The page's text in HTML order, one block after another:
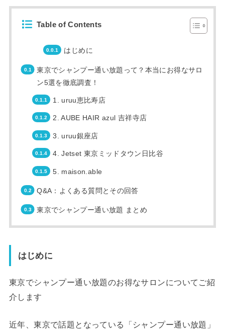
Table of Contents
はじめに
東京でシャンプー通い放題って？本当にお得なサロ
ン5選を徹底調査！
1. uruu恵比寿店
2. AUBE HAIR azul 吉祥寺店
3. uruu銀座店
4. Jetset 東京ミッドタウン日比谷
5. maison.able
Q&A：よくある質問とその回答
東京でシャンプー通い放題 まとめ
はじめに
東京でシャンプー通い放題のお得なサロンについてご紹
介します
近年、東京で話題となっている「シャンプー通い放題」